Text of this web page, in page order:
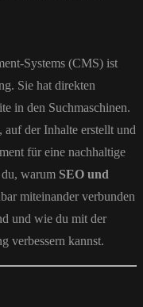
Systems (CMS) ist
Sie hat direkten
in den Suchmaschinen.
der Inhalte erstellt und
für eine nachhaltige
warum SEO und
miteinander verbunden
und wie du mit der
verbessern kannst.